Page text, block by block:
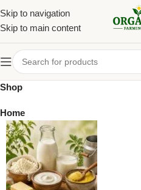
Skip to navigation
Skip to main content
Shop
Home